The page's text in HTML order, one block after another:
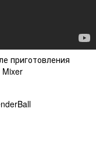
приготовления